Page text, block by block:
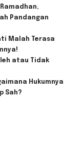
Pandangan
Malah Terasa
atau Tidak
Hukumnya
Sah?